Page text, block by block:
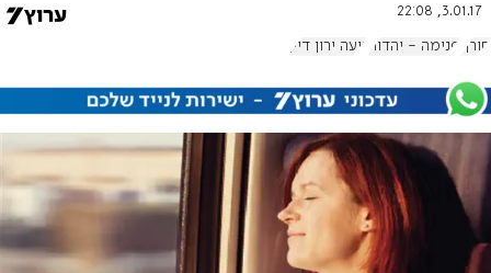
3.01.17, 22:08
חורף פנימה - יהדות נועה ירון דיין